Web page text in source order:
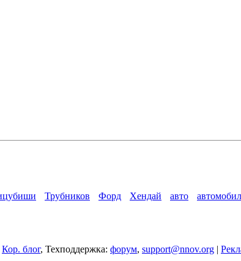
Трубников Форд Хендай авто
Кор. блог, Техподдержка: форум, support@nnov.org |